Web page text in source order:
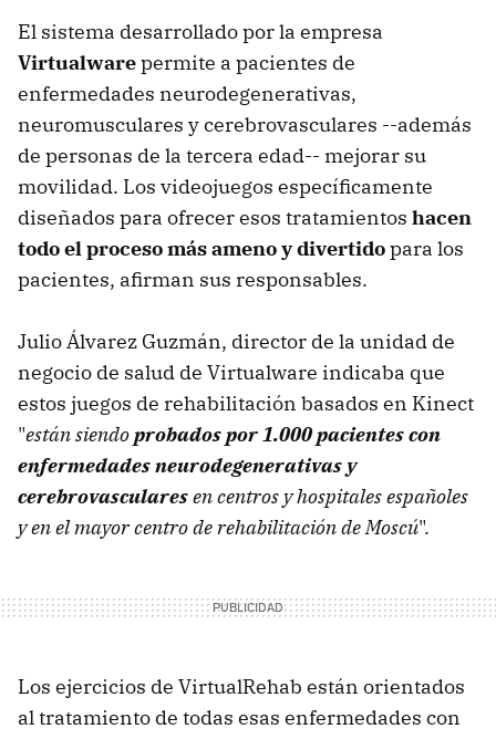
El sistema desarrollado por la empresa
Virtualwarepermite a pacientes de
enfermedades neurodegenerativas,
neuromusculares y cerebrovasculares --además
de personas de la tercera edad-- mejorar su
movilidad. Los videojuegos específicamente
diseñados para ofrecer esos tratamientos hacen
todo el proceso más ameno y divertidopara los
pacientes, afirman sus responsables.
Julio Álvarez Guzmán, director de la unidad de
negocio de salud de Virtualware indicaba que
estos juegos de rehabilitación basados en Kinect
"están siendoprobados por 1.000 pacientes con
enfermedades neurodegenerativas y
cerebrovascularesen centros y hospitales españoles
y en el mayor centro de rehabilitación de Moscú".
Los ejercicios de VirtualRehab están orientados
al tratamiento de todas esas enfermedades con